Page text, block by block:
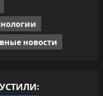
новости